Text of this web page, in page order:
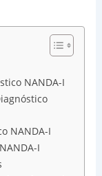
NANDA-I
NANDA-I
I